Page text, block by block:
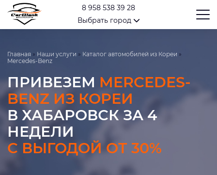
8 958 538 39 28
Выбрать город
Главная » Наши услуги » Каталог автомобилей из Кореи »
Mercedes-Benz
ПРИВЕЗЕМ MERCEDES-
BENZ ИЗ КОРЕИ
В ХАБАРОВСК ЗА 4
НЕДЕЛИ
С ВЫГОДОЙ ОТ 30%